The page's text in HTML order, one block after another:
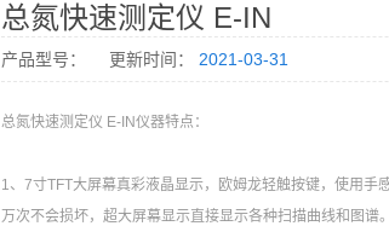
总氮快速测定仪 E-IN
产品型号： 更新时间： 2021-03-31
总氮快速测定仪 E-IN仪器特点：
1、7寸TFT大屏幕真彩液晶显示，欧姆龙轻触按键，使用手
万次不会损坏，超大屏幕显示直接显示各种扫描曲线和图谱。